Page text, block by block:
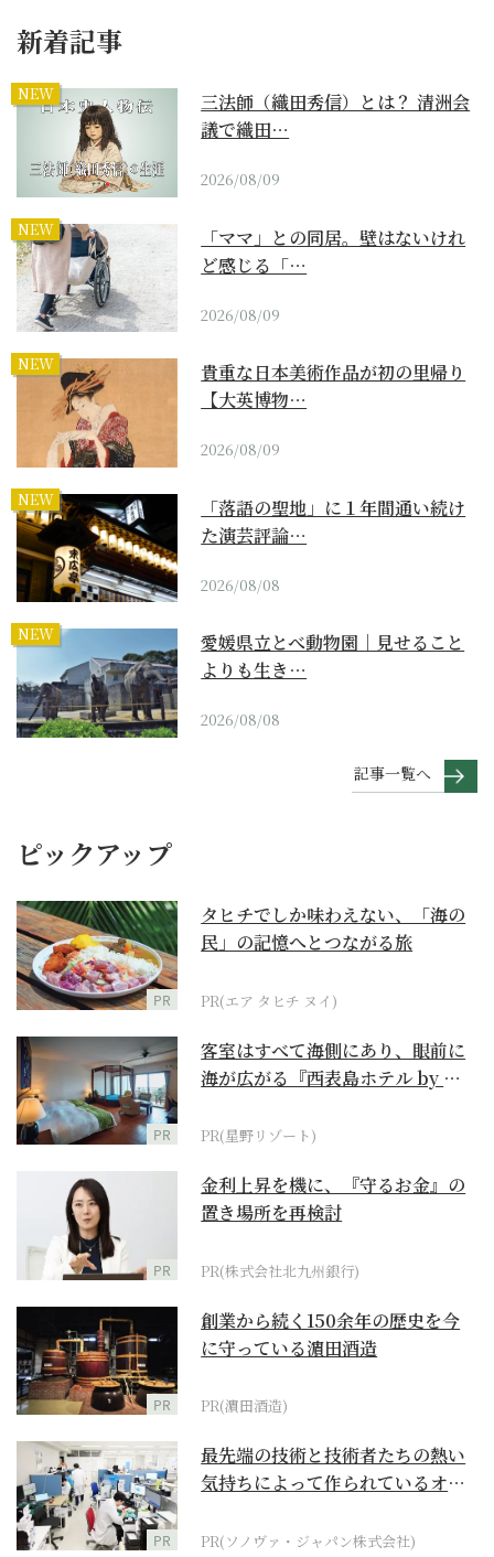
新着記事
NEW
三法師（織田秀信）とは？ 清洲会
議で織田…
2026/08/09
NEW
「ママ」との同居。壁はないけれ
ど感じる「…
2026/08/09
NEW
貴重な日本美術作品が初の里帰り
【大英博物…
2026/08/09
NEW
「落語の聖地」に１年間通い続け
た演芸評論…
2026/08/08
NEW
愛媛県立とべ動物園｜見せること
よりも生き…
2026/08/08
記事一覧へ
ピックアップ
PR
タヒチでしか味わえない、「海の
民」の記憶へとつながる旅
PR(エア タヒチ ヌイ)
PR
客室はすべて海側にあり、眼前に
海が広がる『西表島ホテル by 星
PR(星野リゾート)
PR
金利上昇を機に、『守るお金』の
置き場所を再検討
PR(株式会社北九州銀行)
PR
創業から続く150余年の歴史を今
に守っている濵田酒造
PR(濵田酒造)
PR
最先端の技術と技術者たちの熱い
気持ちによって作られているオー
PR(ソノヴァ・ジャパン株式会社)